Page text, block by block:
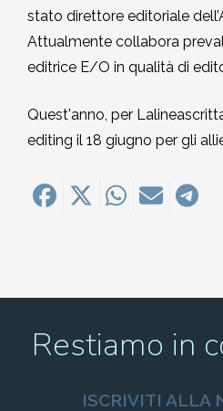
stato direttore editoriale
Attualmente collabora
editrice E/O in qualità di
Quest'anno, per
editing il 18 giugno per gli
Restiamo in
ISCRIVITI ALLA
2012-2013
2010-2011
2009-2010
2006-2007
Storia: 2012
Storia: 2011
Storia: 2009